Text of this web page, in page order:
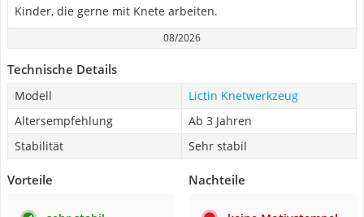
Kinder, die gerne mit Knete arbeiten.
08/2026
Technische Details
Modell
Lictin Knetwerkzeug
Altersempfehlung
Ab 3 Jahren
Stabilität
Sehr stabil
Vorteile Nachteile